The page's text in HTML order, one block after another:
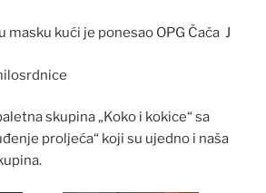
masku kući je ponesao OPG Čača J
skupina „Koko i kokice“ sa
proljeća“ koji su ujedno i naša